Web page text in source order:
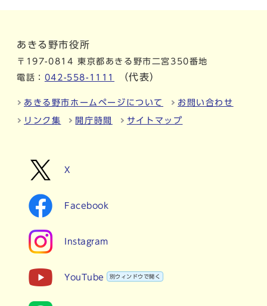
あきる野市役所
〒197-0814 東京都あきる野市二宮350番地
電話： 042-558-1111 （代表）
あきる野市ホームページについて お問い合わせ
リンク集 開庁時間 サイトマップ
X
Facebook
Instagram
YouTube 別ウィンドウで開く